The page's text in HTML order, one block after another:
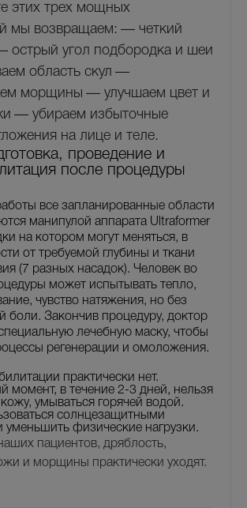
этих трех мощных
мы возвращаем: — четкий
острый угол подбородка и шеи
область скул —
морщины — улучшаем цвет и
— убираем избыточные
на лице и теле.
проведение и
после процедуры
все запланированные области
манипулой аппарата Ultraformer
на котором могут меняться, в
от требуемой глубины и ткани
(7 разных насадок). Человек во
может испытывать тепло,
чувство натяжения, но без
боли. Закончив процедуру, доктор
лечебную маску, чтобы
регенерации и омоложения.
практически нет.
момент, в течение 2-3 дней, нельзя
умываться горячей водой.
солнцезащитными
уменьшить физические нагрузки.
пациентов, дряблость,
и морщины практически уходят.